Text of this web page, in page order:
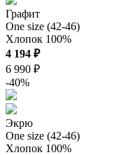
Графит
One size (42-46)
Хлопок 100%
4 194 ₽
6 990 ₽
-40%
Экрю
One size (42-46)
Хлопок 100%